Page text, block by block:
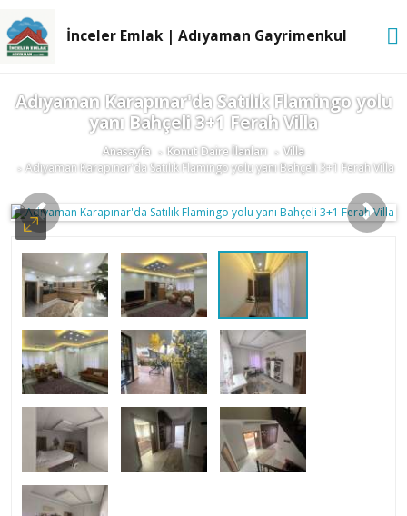
İnceler Emlak | Adıyaman Gayrimenkul
Adıyaman Karapınar'da Satılık Flamingo yolu
yanı Bahçeli 3+1 Ferah Villa
Anasayfa Konut Daire İlanları
Villa
Adıyaman Karapınar'da Satılık Flamingo yolu yanı Bahçeli 3+1 Ferah Villa